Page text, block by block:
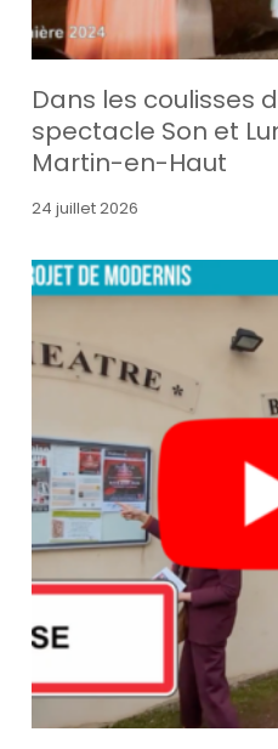
Dans les coulisses
spectacle Son et
Martin-en-Haut
24 juillet 2026